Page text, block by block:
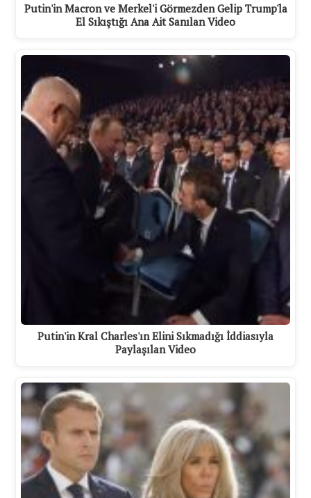
Putin'in Macron ve Merkel'i Görmezden Gelip Trump'la
El Sıkıştığı Ana Ait Sanılan Video
Putin'in Kral Charles'ın Elini Sıkmadığı İddiasıyla
Paylaşılan Video